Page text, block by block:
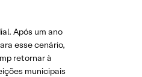
Após um ano
esse cenário,
retornar à
municipais